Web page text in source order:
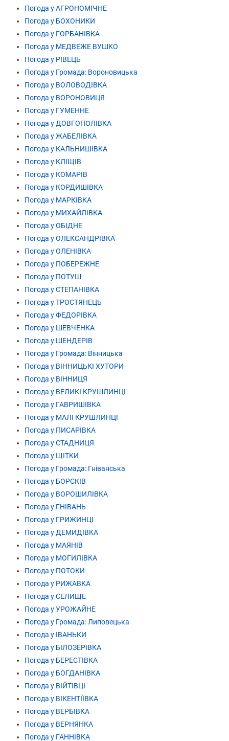
Погода у АГРОНОМІЧНЕ
Погода у БОХОНИКИ
Погода у ГОРБАНІВКА
Погода у МЕДВЕЖЕ ВУШКО
Погода у РІВЕЦЬ
Погода у Громада: Вороновицька
Погода у ВОЛОВОДІВКА
Погода у ВОРОНОВИЦЯ
Погода у ГУМЕННЕ
Погода у ДОВГОПОЛІВКА
Погода у ЖАБЕЛІВКА
Погода у КАЛЬНИШІВКА
Погода у КЛІЩІВ
Погода у КОМАРІВ
Погода у КОРДИШІВКА
Погода у МАРКІВКА
Погода у МИХАЙЛІВКА
Погода у ОБІДНЕ
Погода у ОЛЕКСАНДРІВКА
Погода у ОЛЕНІВКА
Погода у ПОБЕРЕЖНЕ
Погода у ПОТУШ
Погода у СТЕПАНІВКА
Погода у ТРОСТЯНЕЦЬ
Погода у ФЕДОРІВКА
Погода у ШЕВЧЕНКА
Погода у ШЕНДЕРІВ
Погода у Громада: Вінницька
Погода у ВІННИЦЬКІ ХУТОРИ
Погода у ВІННИЦЯ
Погода у ВЕЛИКІ КРУШЛИНЦІ
Погода у ГАВРИШІВКА
Погода у МАЛІ КРУШЛИНЦІ
Погода у ПИСАРІВКА
Погода у СТАДНИЦЯ
Погода у ЩІТКИ
Погода у Громада: Гніванська
Погода у БОРСКІВ
Погода у ВОРОШИЛІВКА
Погода у ГНІВАНЬ
Погода у ГРИЖИНЦІ
Погода у ДЕМИДІВКА
Погода у МАЯНІВ
Погода у МОГИЛІВКА
Погода у ПОТОКИ
Погода у РИЖАВКА
Погода у СЕЛИЩЕ
Погода у УРОЖАЙНЕ
Погода у Громада: Липовецька
Погода у ІВАНЬКИ
Погода у БІЛОЗЕРІВКА
Погода у БЕРЕСТІВКА
Погода у БОГДАНІВКА
Погода у ВІЙТІВЦІ
Погода у ВІКЕНТІЇВКА
Погода у ВЕРБІВКА
Погода у ВЕРНЯНКА
Погода у ГАННІВКА